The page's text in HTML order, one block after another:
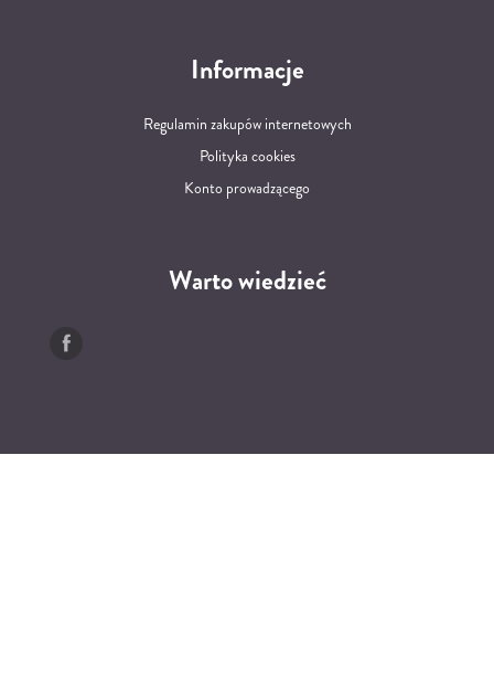
Informacje
Regulamin zakupów internetowych
Polityka cookies
Konto prowadzącego
Warto wiedzieć